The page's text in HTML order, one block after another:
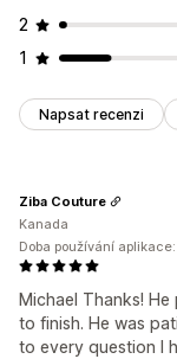
2
1
Napsat recenzi
Michael Thanks!
to finish. He was
to every question I
Ziba Couture
Kanada
Doba používání